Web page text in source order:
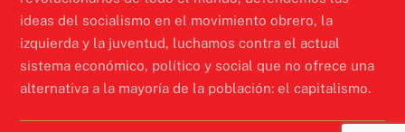
ideas del socialismo en el movimiento obrero, la
izquierda y la juventud, luchamos contra el actual
sistema económico, político y social que no ofrece una
alternativa a la mayoría de la población: el capitalismo.